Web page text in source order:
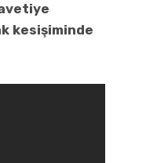
kesişiminde